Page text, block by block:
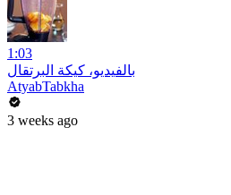
1:03
بالفيديو، كيكة البرتقال
AtyabTabkha
3 weeks ago